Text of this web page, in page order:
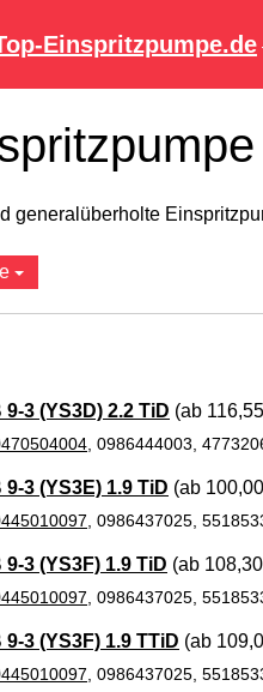
Einspritzpumpe.de
generalüberholte
3 (YS3D) 2.2 TiD (ab
, 0986444003,
3 (YS3E) 1.9 TiD (ab
, 0986437025,
3 (YS3F) 1.9 TiD (ab
, 0986437025,
3 (YS3F) 1.9 TTiD (ab
, 0986437025,